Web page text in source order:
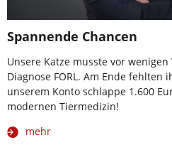
Spannende Chancen
Unsere Katze musste vor
Diagnose FORL. Am Ende
unserem Konto schlappe 1.600
modernen Tiermedizin!
mehr